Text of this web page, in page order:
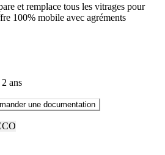
et remplace tous les vitrages pour
100% mobile avec agréments
ans
une documentation